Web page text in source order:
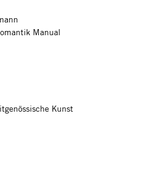
Manual
Kunst